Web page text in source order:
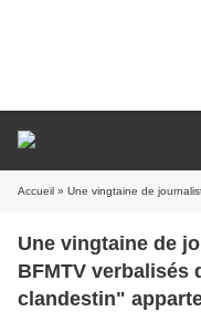
Accueil » Une vingtaine de journalistes et consultants
Une vingtaine de
BFMTV verbalisés
clandestin"